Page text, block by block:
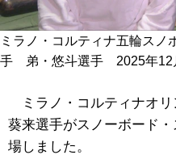
ミラノ・コルティナ五輪スノ
手 弟・悠斗選手 2025年12
ミラノ・コルティナオリ
葵来選手がスノーボード
場しました。